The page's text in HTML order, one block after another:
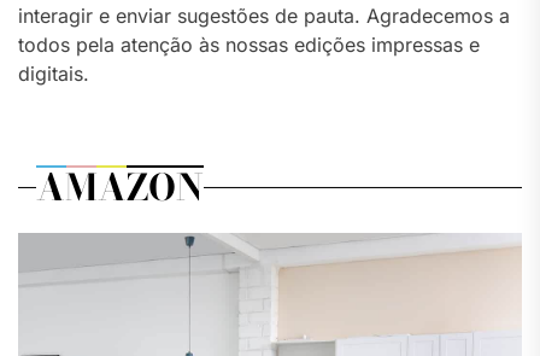
interagir e enviar sugestões de pauta. Agradecemos a
todos pela atenção às nossas edições impressas e
digitais.
AMAZON